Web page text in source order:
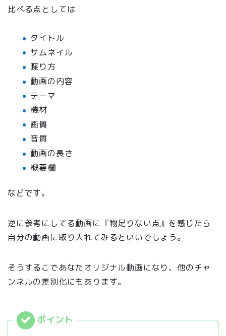
比べる点としては
タイトル
サムネイル
喋り方
動画の内容
テーマ
機材
画質
音質
動画の長さ
概要欄
などです。
逆に参考にしてる動画に『物足りない点』を感じたら
自分の動画に取り入れてみるといいでしょう。
そうするこであなたオリジナル動画になり、他のチャ
ンネルの差別化にもあります。